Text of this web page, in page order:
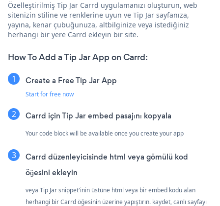
Özelleştirilmiş Tip Jar Carrd uygulamanızı oluşturun, web
sitenizin stiline ve renklerine uyun ve Tip Jar sayfanıza,
yayına, kenar çubuğunuza, altbilginize veya istediğiniz
herhangi bir yere Carrd ekleyin bir site.
How To Add a Tip Jar App on Carrd:
Create a Free Tip Jar App
Start for free now
Carrd için Tip Jar embed pasajını kopyala
Your code block will be available once you create your app
Carrd düzenleyicisinde html veya gömülü kod
öğesini ekleyin
veya Tip Jar snippet'inin üstüne html veya bir embed kodu alan
herhangi bir Carrd öğesinin üzerine yapıştırın. kaydet, canlı sayfayı